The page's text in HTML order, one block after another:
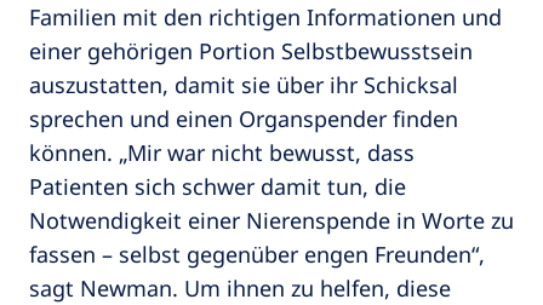
Familien mit den richtigen Informationen und
einer gehörigen Portion Selbstbewusstsein
auszustatten, damit sie über ihr Schicksal
sprechen und einen Organspender finden
können. „Mir war nicht bewusst, dass
Patienten sich schwer damit tun, die
Notwendigkeit einer Nierenspende in Worte zu
fassen – selbst gegenüber engen Freunden“,
sagt Newman. Um ihnen zu helfen, diese